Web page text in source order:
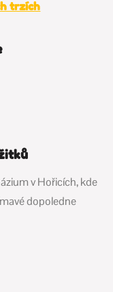
trzích
v Hořicích, kde
dopoledne